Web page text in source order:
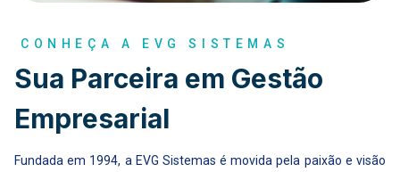
CONHEÇA A EVG SISTEMAS
Sua Parceira em Gestão
Empresarial
Fundada em 1994, a EVG Sistemas é movida pela paixão e visão